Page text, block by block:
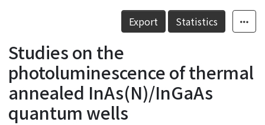
Statistics
Details
Export Statistics
Studies on the
photoluminescence of thermal
annealed InAs(N)/InGaAs
quantum wells